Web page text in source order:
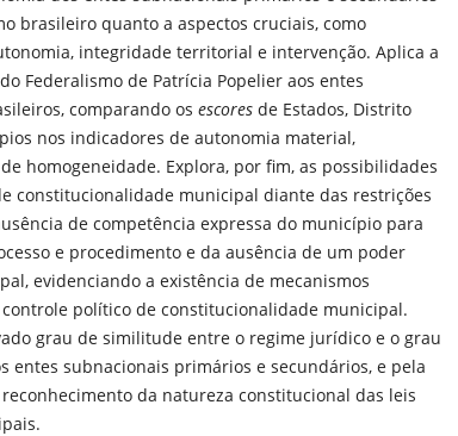
brasileiro quanto a aspectos cruciais, como
integridade territorial e intervenção. Aplica a
Federalismo de Patrícia Popelier aos entes
comparando os escores de Estados, Distrito
nos indicadores de autonomia material,
homogeneidade. Explora, por fim, as possibilidades
constitucionalidade municipal diante das restrições
de competência expressa do município para
e procedimento e da ausência de um poder
evidenciando a existência de mecanismos
político de constitucionalidade municipal.
grau de similitude entre o regime jurídico e o grau
entes subnacionais primários e secundários, e pela
da natureza constitucional das leis